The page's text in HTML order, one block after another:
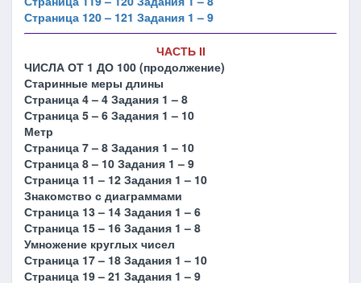
Страница 120 – 121 Задания 1 – 9
ЧАСТЬ ІІ
ЧИСЛА ОТ 1 ДО 100 (продолжение)
Старинные меры длины
Страница 4 – 4 Задания 1 – 8
Страница 5 – 6 Задания 1 – 10
Метр
Страница 7 – 8 Задания 1 – 10
Страница 8 – 10 Задания 1 – 9
Страница 11 – 12 Задания 1 – 10
Знакомство с диаграммами
Страница 13 – 14 Задания 1 – 6
Страница 15 – 16 Задания 1 – 8
Умножение круглых чисел
Страница 17 – 18 Задания 1 – 10
Страница 19 – 21 Задания 1 – 9